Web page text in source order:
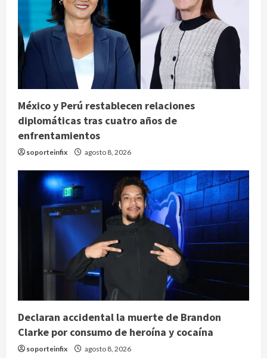
México y Perú restablecen relaciones
diplomáticas tras cuatro años de
enfrentamientos
soporteinfix agosto 8, 2026
Declaran accidental la muerte de Brandon
Clarke por consumo de heroína y cocaína
soporteinfix agosto 8, 2026